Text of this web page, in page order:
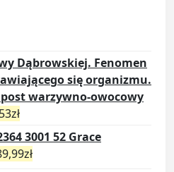
Dąbrowskiej. Fenomen
się organizmu.
post warzywno-owocowy
zł
3001 52 Grace
zł